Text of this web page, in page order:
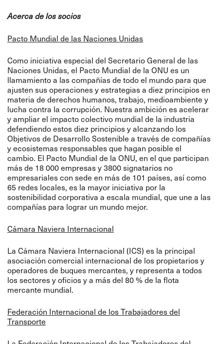
Acerca de los socios
Pacto Mundial de las Naciones Unidas
Como iniciativa especial del Secretario General de las
Naciones Unidas, el Pacto Mundial de la ONU es un
llamamiento a las compañías de todo el mundo para que
ajusten sus operaciones y estrategias a diez principios en
materia de derechos humanos, trabajo, medioambiente y
lucha contra la corrupción. Nuestra ambición es acelerar
y ampliar el impacto colectivo mundial de la industria
defendiendo estos diez principios y alcanzando los
Objetivos de Desarrollo Sostenible a través de compañías
y ecosistemas responsables que hagan posible el
cambio. El Pacto Mundial de la ONU, en el que participan
más de 18 000 empresas y 3800 signatarios no
empresariales con sede en más de 101 países, así como
65 redes locales, es la mayor iniciativa por la
sostenibilidad corporativa a escala mundial, que une a las
compañías para lograr un mundo mejor.
Cámara Naviera Internacional
La Cámara Naviera Internacional (ICS) es la principal
asociación comercial internacional de los propietarios y
operadores de buques mercantes, y representa a todos
los sectores y oficios y a más del 80 % de la flota
mercante mundial.
Federación Internacional de los Trabajadores del
Transporte